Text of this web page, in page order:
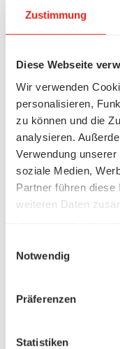
Zustimmung
Diese Webseite
Wir verwenden
personalisieren,
zu können und die
analysieren.
Verwendung
soziale Medien,
Partner führen
weiteren Daten
Notwendig
Präferenzen
Statistiken